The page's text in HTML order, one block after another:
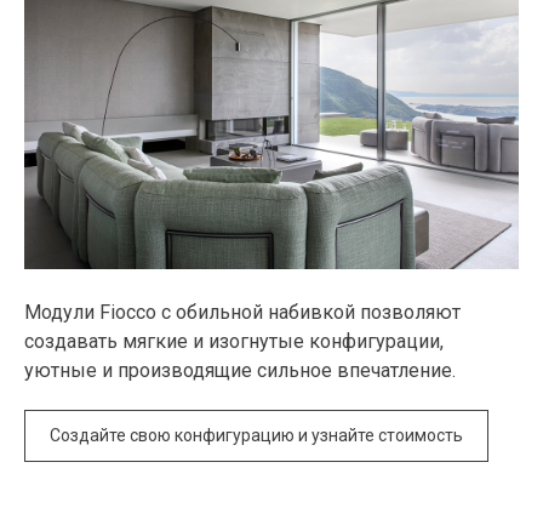
Модули Fiocco с обильной набивкой позволяют
создавать мягкие и изогнутые конфигурации,
уютные и производящие сильное впечатление.
Создайте свою конфигурацию и узнайте стоимость